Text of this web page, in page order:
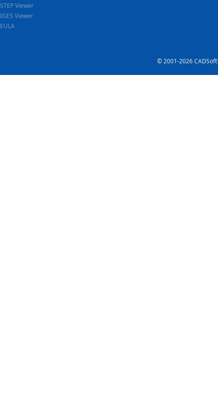
STEP Viewer
IGES Viewer
EULA
© 2001-2026